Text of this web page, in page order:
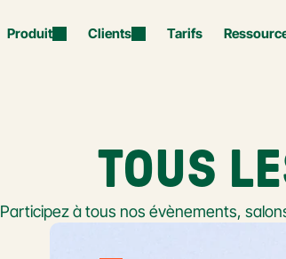
Produit Clients Tarifs
TOUS
Participez à tous nos évènements,